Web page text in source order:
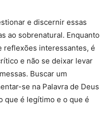
e discernir essas
ao sobrenatural. Enquanto
reflexões interessantes, é
e não se deixar levar
Buscar um
se na Palavra de Deus
que é legítimo e o que é